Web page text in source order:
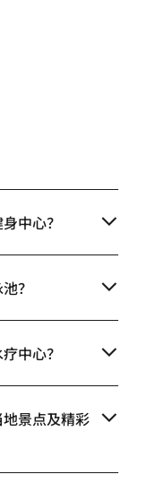
中心？
？
中心？
景点及精彩